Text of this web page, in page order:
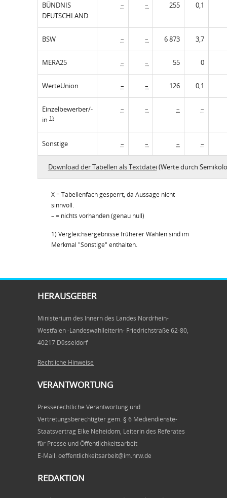
BÜNDNIS
DEUTSCHLAND
– – 255 0,1
BSW – – 6 873 3,7
MERA25 – – 55 0
WerteUnion – – 126 0,1
Einzelbewerber/-
in 1)
– – – –
Sonstige – – – –
Download der Tabellen als Textdatei(Werte durch
X = Tabellenfach gesperrt, da Aussage nicht
sinnvoll.
– = nichts vorhanden (genau null)
1) Vergleichsergebnisse früherer Wahlen sind im
Merkmal "Sonstige" enthalten.
HERAUSGEBER
Ministerium des Innern des Landes Nordrhein-
Westfalen -Landeswahlleiterin- Friedrichstraße 62-80,
40217 Düsseldorf
Rechtliche Hinweise
VERANTWORTUNG
Presserechtliche Verantwortung und
Vertretungsberechtigter gem. § 6 Mediendienste-
Staatsvertrag Elke Neheidom, Leiterin des Referates
für Presse und Öffentlichkeitsarbeit
E-Mail: oeffentlichkeitsarbeit@im.nrw.de
REDAKTION